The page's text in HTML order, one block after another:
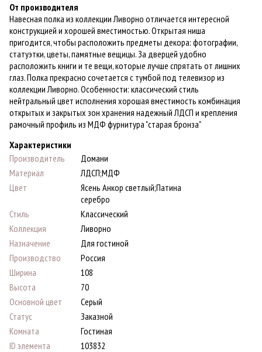
От производителя
Навесная полка из коллекции Ливорно отличается интересной
конструкцией и хорошей вместимостью. Открытая ниша
пригодится, чтобы расположить предметы декора: фотографии,
статуэтки, цветы, памятные вещицы. За дверцей удобно
расположить книги и те вещи, которые лучше спрятать от лишних
глаз. Полка прекрасно сочетается с тумбой под телевизор из
коллекции Ливорно. Особенности: классический стиль
нейтральный цвет исполнения хорошая вместимость комбинация
открытых и закрытых зон хранения надежный ЛДСП и крепления
рамочный профиль из МДФ фурнитура "старая бронза"
Характеристики
Производитель
Домани
Материал
ЛДСП;МДФ
Цвет
Ясень Анкор светлый;Патина
серебро
Стиль
Классический
Коллекция
Ливорно
Назначение
Для гостиной
Производство
Россия
Ширина
108
Высота
70
Основной цвет
Серый
Статус
Заказной
Комната
Гостиная
ID элемента
103832